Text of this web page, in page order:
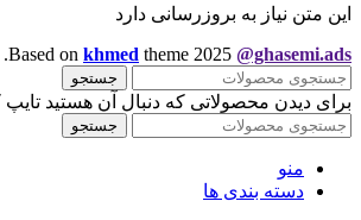
این متن نیاز به بروزرسانی دارد
Based on khmed theme 2025 @ghasemi.ads
.
جستجو
برای دیدن محصولاتی که دنبال آن هستید تایپ
جستجو
منو
دسته بندی ها